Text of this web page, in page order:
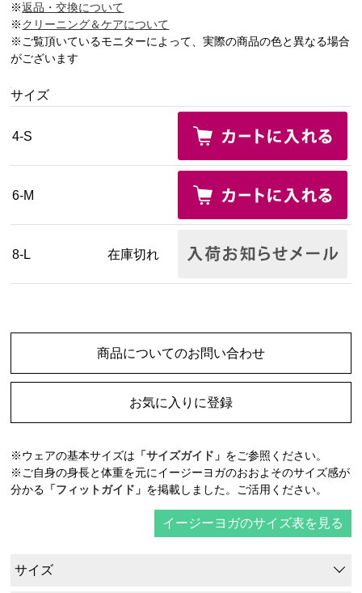
※返品・交換について
※クリーニング＆ケアについて
※ご覧頂いているモニターによって、実際の商品の色と異なる場合
がございます
サイズ
4-S
6-M
8-L 在庫切れ
商品についてのお問い合わせ
お気に入りに登録
※ウェアの基本サイズは 「サイズガイド」 をご参照ください。
※ご自身の身長と体重を元にイージーヨガのおおよそのサイズ感が
分かる 「フィットガイド」 を掲載しました。ご活用ください。
イージーヨガのサイズ表を見る
サイズ